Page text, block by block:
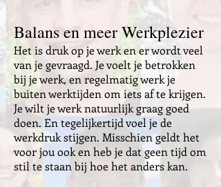
Het is druk op je werk en er wordt veel
van je gevraagd. Je voelt je betrokken
bij je werk, en regelmatig werk je
buiten werktijden om iets af te krijgen.
Je wilt je werk natuurlijk graag goed
doen. En tegelijkertijd voel je de
werkdruk stijgen. Misschien geldt het
voor jou ook en heb je dat geen tijd om
stil te staan bij hoe het anders kan.
Balans en meer Werkplezier